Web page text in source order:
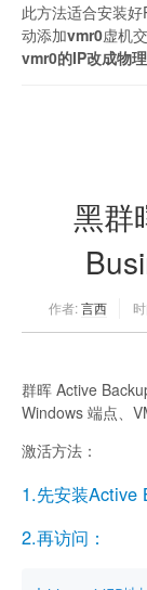
此方法适合安装
动添加vmr0虚机
vmr0的IP改成物
黑群
作者:言西
群晖 Active
Windows 端点、
激活方法：
1.先安装Active
2.再访问：